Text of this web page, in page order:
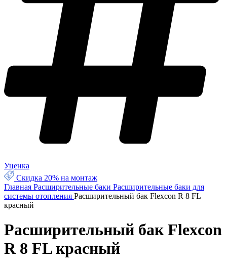
Уценка
Скидка 20% на монтаж
Главная Расширительные баки Расширительные баки для
системы отопления Расширительный бак Flexcon R 8 FL
красный
Расширительный бак Flexcon
R 8 FL красный